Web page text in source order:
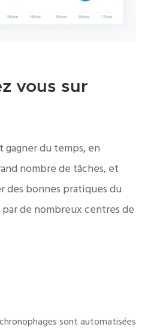
vous sur
gagner du temps, en
nombre de tâches, et
des bonnes pratiques du
de nombreux centres de
sont automatisées